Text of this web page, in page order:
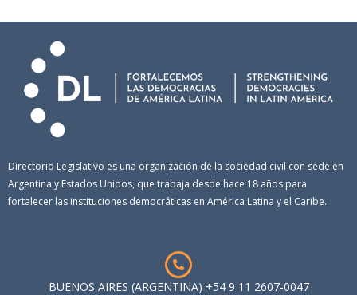
Directorio Legislativo es una organización de la sociedad civil con sede en
Argentina y Estados Unidos, que trabaja desde hace 18 años para
fortalecer las instituciones democráticas en América Latina y el Caribe.
BUENOS AIRES (ARGENTINA) +54 9 11 2607-0047